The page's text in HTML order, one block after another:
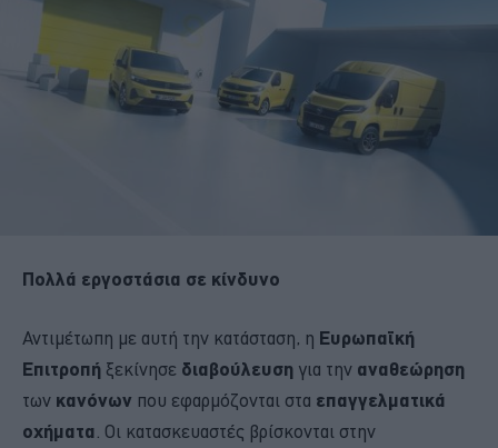
Πολλά εργοστάσια σε κίνδυνο
Αντιμέτωπη με αυτή την κατάσταση, η Ευρωπαϊκή
Επιτροπή ξεκίνησε διαβούλευση για την αναθεώρηση
των κανόνων που εφαρμόζονται στα επαγγελματικά
οχήματα . Οι κατασκευαστές βρίσκονται στην